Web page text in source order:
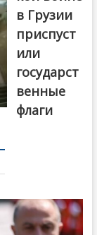
в Грузии
приспуст
или
государст
венные
флаги